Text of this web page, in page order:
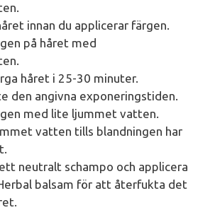
innan du applicerar färgen.
på håret med
håret i 25-30 minuter.
den angivna exponeringstiden.
med lite ljummet vatten.
vatten tills blandningen har
neutralt schampo och applicera
Herbal balsam för att återfukta det